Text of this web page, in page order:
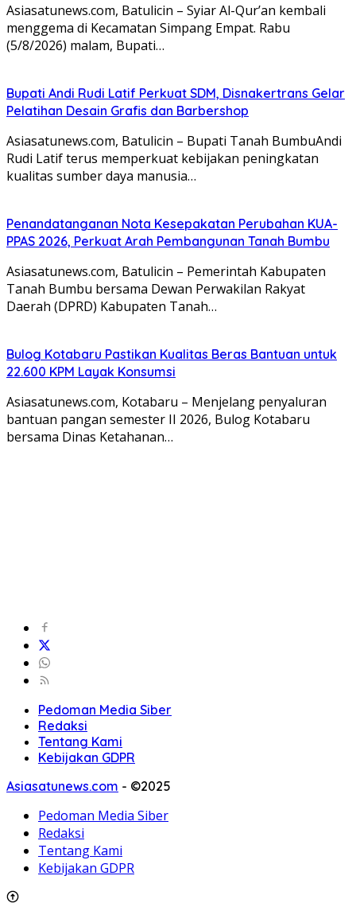
Asiasatunews.com, Batulicin – Syiar Al-Qur’an kembali
menggema di Kecamatan Simpang Empat. Rabu
(5/8/2026) malam, Bupati…
Bupati Andi Rudi Latif Perkuat SDM, Disnakertrans Gelar
Pelatihan Desain Grafis dan Barbershop
Asiasatunews.com, Batulicin – Bupati Tanah BumbuAndi
Rudi Latif terus memperkuat kebijakan peningkatan
kualitas sumber daya manusia…
Penandatanganan Nota Kesepakatan Perubahan KUA-
PPAS 2026, Perkuat Arah Pembangunan Tanah Bumbu
Asiasatunews.com, Batulicin – Pemerintah Kabupaten
Tanah Bumbu bersama Dewan Perwakilan Rakyat
Daerah (DPRD) Kabupaten Tanah…
Bulog Kotabaru Pastikan Kualitas Beras Bantuan untuk
22.600 KPM Layak Konsumsi
Asiasatunews.com, Kotabaru – Menjelang penyaluran
bantuan pangan semester II 2026, Bulog Kotabaru
bersama Dinas Ketahanan…
Pedoman Media Siber
Redaksi
Tentang Kami
Kebijakan GDPR
Asiasatunews.com - ©2025
Pedoman Media Siber
Redaksi
Tentang Kami
Kebijakan GDPR